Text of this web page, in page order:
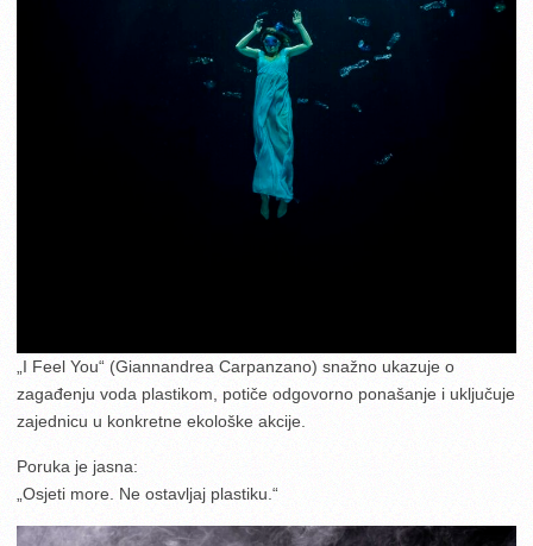
„I Feel You“ (Giannandrea Carpanzano) snažno ukazuje o
zagađenju voda plastikom, potiče odgovorno ponašanje i uključuje
zajednicu u konkretne ekološke akcije.
Poruka je jasna:
„Osjeti more. Ne ostavljaj plastiku.“